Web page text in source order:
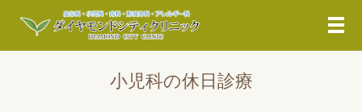
メ
小児科の休日診療